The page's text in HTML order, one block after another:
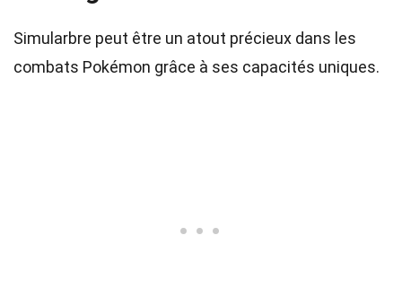
Simularbre peut être un atout précieux dans les
combats Pokémon grâce à ses capacités uniques.